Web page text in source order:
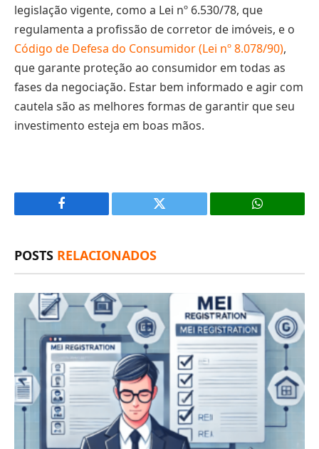
legislação vigente, como a Lei nº 6.530/78, que
regulamenta a profissão de corretor de imóveis, e o
Código de Defesa do Consumidor (Lei nº 8.078/90),
que garante proteção ao consumidor em todas as
fases da negociação. Estar bem informado e agir com
cautela são as melhores formas de garantir que seu
investimento esteja em boas mãos.
Facebook
X
POSTS RELACIONADOS